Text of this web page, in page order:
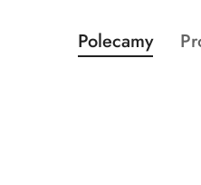
Pomiń karuzelę
Produkty
o
Polecamy